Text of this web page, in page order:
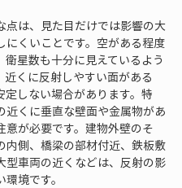
点は、見た目だけでは影響の大
にくいことです。空がある程度
衛星数も十分に見えているよう
近くに反射しやすい面がある
定しない場合があります。特
近くに垂直な壁面や金属物があ
意が必要です。建物外壁のそ
内側、橋梁の部材付近、鉄板敷
型車両の近くなどは、反射の影
境です。